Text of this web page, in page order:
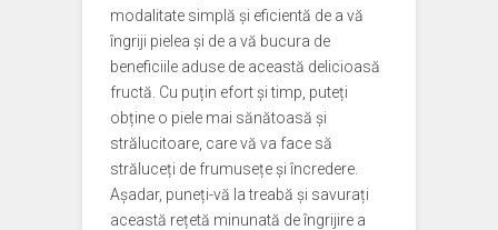
modalitate simplă și eficientă de a vă
îngriji pielea și de a vă bucura de
beneficiile aduse de această delicioasă
fructă. Cu puțin efort și timp, puteți
obține o piele mai sănătoasă și
strălucitoare, care vă va face să
străluceți de frumusețe și încredere.
Așadar, puneți-vă la treabă și savurați
această rețetă minunată de îngrijire a